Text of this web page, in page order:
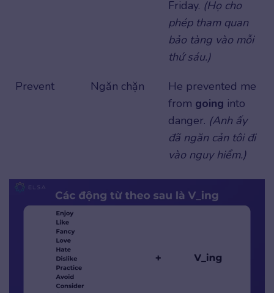
Friday. (Họ cho
phép tham quan
bảo tàng vào mỗi
thứ sáu.)
Prevent
Ngăn chặn
He prevented me
from going into
danger. (Anh ấy
đã ngăn cản tôi đi
vào nguy hiểm.)